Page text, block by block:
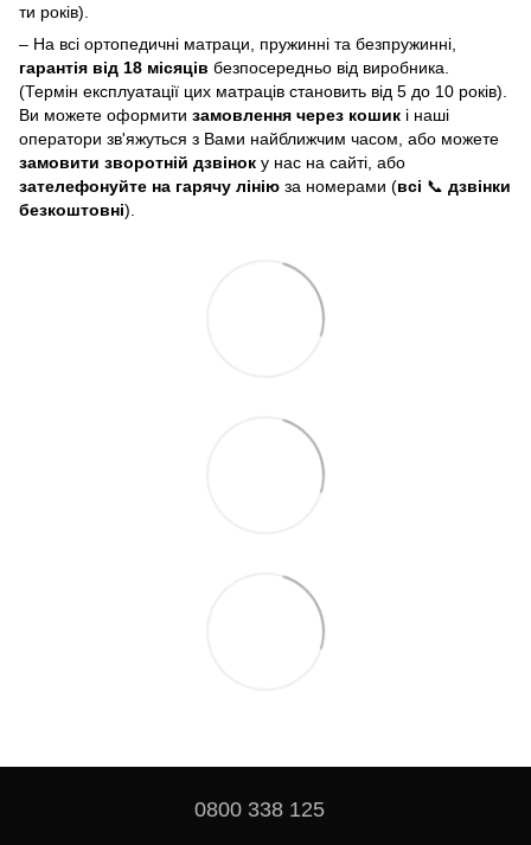
ти років).
– На всі ортопедичні матраци, пружинні та безпружинні,
гарантія від 18 місяців безпосередньо від виробника.
(Термін експлуатації цих матраців становить від 5 до 10 років).
Ви можете оформити замовлення через кошик і наші
оператори зв'яжуться з Вами найближчим часом, або можете
замовити зворотній дзвінок у нас на сайті, або
зателефонуйте на гарячу лінію за номерами (всі 📞 дзвінки
безкоштовні).
0800 338 125